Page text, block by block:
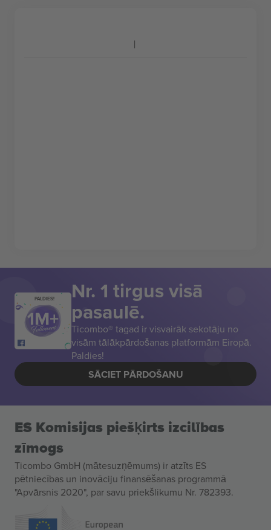
PALDIES! Nr. 1 tirgus visā
pasaulē.
Ticombo® tagad ir visvairāk sekotāju no
visām tālākpārdošanas platformām Eiropā.
Paldies!
SĀCIET PĀRDOŠANU
ES Komisijas piešķirts izcilības
zīmogs
Ticombo GmbH (mātesuzņēmums) ir atzīts ES
pētniecības un inovāciju finansēšanas programmā
"Apvārsnis 2020", par savu priekšlikumu Nr. 782393.